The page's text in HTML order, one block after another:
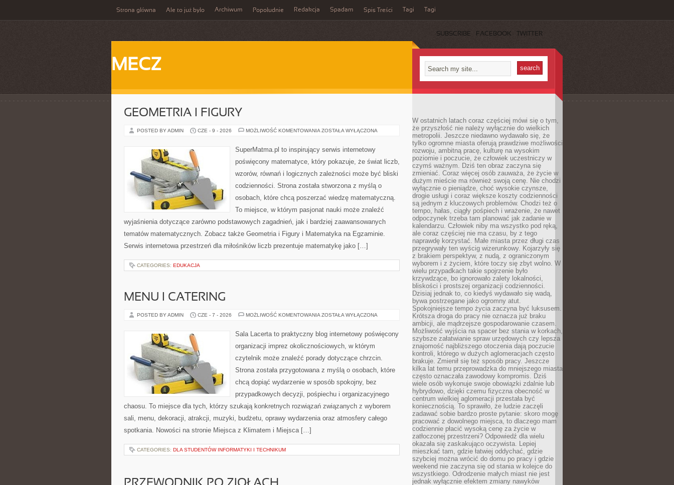
Strona główna Ale to już było Archiwum Popołudnie Redakcja Spadam Spis Treści Tagi Tagi
SUBSCRIBE FACEBOOK TWITTER
MECZ
GEOMETRIA I FIGURY
POSTED BY ADMIN CZE - 9 - 2026 MOŻLIWOŚĆ KOMENTOWANIA GEOMETRIA
ZOSTAŁA WYŁĄCZONA
SuperMatma.pl to inspirujący serwis internetowy
poświęcony matematyce, który pokazuje, że świat liczb,
wzorów, równań i logicznych zależności może być bliski
codzienności. Strona została stworzona z myślą o
osobach, które chcą poszerzać wiedzę matematyczną.
To miejsce, w którym pasjonat nauki może znaleźć
wyjaśnienia dotyczące zarówno podstawowych zagadnień, jak i bardziej zaawansowanych
tematów matematycznych. Zobacz także Geometria i Figury i Matematyka na Egzaminie.
Serwis internetowa przestrzeń dla miłośników liczb prezentuje matematykę jako […]
CATEGORIES: EDUKACJA
MENU I CATERING
POSTED BY ADMIN CZE - 7 - 2026 MOŻLIWOŚĆ KOMENTOWANIA MENU
ZOSTAŁA WYŁĄCZONA
Sala Lacerta to praktyczny blog internetowy poświęcony
organizacji imprez okolicznościowych, w którym
czytelnik może znaleźć porady dotyczące chrzcin.
Strona została przygotowana z myślą o osobach, które
chcą dopiąć wydarzenie w sposób spokojny, bez
przypadkowych decyzji, pośpiechu i organizacyjnego
chaosu. To miejsce dla tych, którzy szukają konkretnych rozwiązań związanych z wyborem
sali, menu, dekoracji, atrakcji, muzyki, budżetu, oprawy wydarzenia oraz atmosfery całego
spotkania. Nowości na stronie Miejsca z Klimatem i Miejsca […]
CATEGORIES: DLA STUDENTÓW INFORMATYKI I TECHNIKUM
W ostatnich latach coraz częściej mówi się o tym,
że przyszłość nie należy wyłącznie do wielkich
metropolii. Jeszcze niedawno wydawało się, że
tylko ogromne miasta oferują prawdziwe możliwości
rozwoju, ambitną pracę, kulturę na wysokim
poziomie i poczucie, że człowiek uczestniczy w
czymś ważnym. Dziś ten obraz zaczyna się
zmieniać. Coraz więcej osób zauważa, że życie w
dużym mieście ma również swoją cenę. Nie chodzi
wyłącznie o pieniądze, choć wysokie czynsze,
drogie usługi i coraz większe koszty codzienności
są jednym z kluczowych problemów. Chodzi też o
tempo, hałas, ciągły pośpiech i wrażenie, że nawet
odpoczynek trzeba tam planować jak zadanie w
kalendarzu. Człowiek niby ma wszystko pod ręką,
ale coraz częściej nie ma czasu, by z tego
naprawdę korzystać. Małe miasta przez długi czas
przegrywały ten wyścig wizerunkowy. Kojarzyły się
z brakiem perspektyw, z nudą, z ograniczonym
wyborem i z życiem, które toczy się zbyt wolno. W
wielu przypadkach takie spojrzenie było
krzywdzące, bo ignorowało zalety lokalności,
bliskości i prostszej organizacji codzienności.
Dzisiaj jednak to, co kiedyś wydawało się wadą,
bywa postrzegane jako ogromny atut.
Spokojniejsze tempo życia zaczyna być luksusem.
Krótsza droga do pracy nie oznacza już braku
ambicji, ale mądrzejsze gospodarowanie czasem.
Możliwość wyjścia na spacer bez stania w korkach,
szybsze załatwianie spraw urzędowych czy lepsza
znajomość najbliższego otoczenia dają poczucie
kontroli, którego w dużych aglomeracjach często
brakuje. Zmienił się też sposób pracy. Jeszcze
kilka lat temu przeprowadzka do mniejszego miasta
często oznaczała zawodowy kompromis. Dziś
wiele osób wykonuje swoje obowiązki zdalnie lub
hybrydowo, dzięki czemu fizyczna obecność w
centrum wielkiej aglomeracji przestała być
koniecznością. To sprawiło, że ludzie zaczęli
zadawać sobie bardzo proste pytanie: skoro mogę
pracować z dowolnego miejsca, to dlaczego mam
codziennie płacić wysoką cenę za życie w
zatłoczonej przestrzeni? Odpowiedź dla wielu
okazała się zaskakująco oczywista. Lepiej
mieszkać tam, gdzie łatwiej oddychać, gdzie
szybciej można wrócić do domu po pracy i gdzie
weekend nie zaczyna się od stania w kolejce do
wszystkiego. Odrodzenie małych miast nie jest
jednak wyłącznie efektem zmiany nawyków